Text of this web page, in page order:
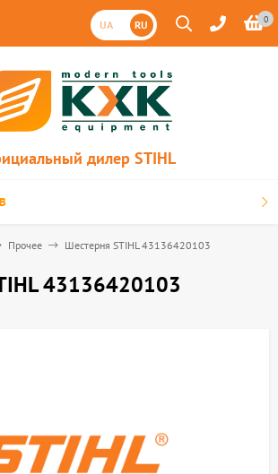
UA RU 0
дилер STIHL
Прочее Шестерня STIHL 43136420103
43136420103